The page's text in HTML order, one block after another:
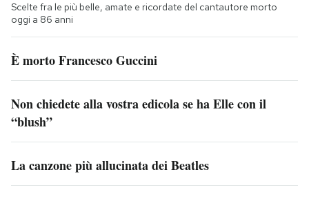
Scelte fra le più belle, amate e ricordate del cantautore morto
oggi a 86 anni
È morto Francesco Guccini
Non chiedete alla vostra edicola se ha Elle con il
“blush”
La canzone più allucinata dei Beatles